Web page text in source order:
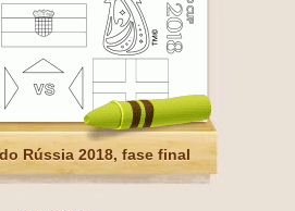
Rússia 2018, fase final